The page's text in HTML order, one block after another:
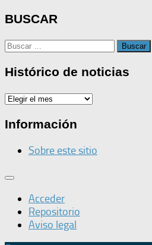
BUSCAR
Buscar:
Histórico de noticias
Histórico
noticias
Información
Sobre este sitio
Acceder
Repositorio
Aviso legal